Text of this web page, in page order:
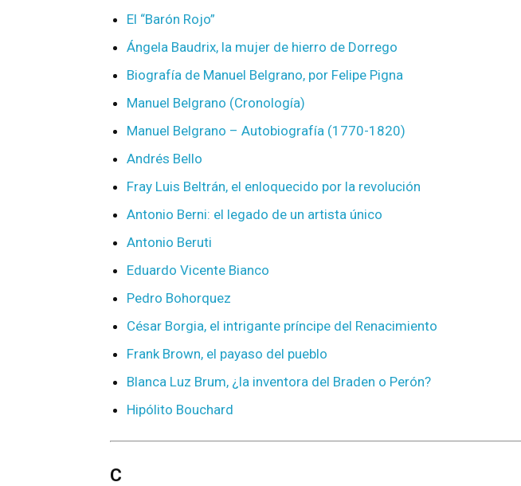
El “Barón Rojo”
Ángela Baudrix, la mujer de hierro de Dorrego
Biografía de Manuel Belgrano, por Felipe Pigna
Manuel Belgrano (Cronología)
Manuel Belgrano – Autobiografía (1770-1820)
Andrés Bello
Fray Luis Beltrán, el enloquecido por la revolución
Antonio Berni: el legado de un artista único
Antonio Beruti
Eduardo Vicente Bianco
Pedro Bohorquez
César Borgia, el intrigante príncipe del Renacimiento
Frank Brown, el payaso del pueblo
Blanca Luz Brum, ¿la inventora del Braden o Perón?
Hipólito Bouchard
C